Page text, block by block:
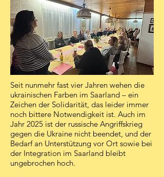
Seit nunmehr fast vier Jahren wehen die
ukrainischen Farben im Saarland – ein
Zeichen der Solidarität, das leider immer
noch bittere Notwendigkeit ist. Auch im
Jahr 2025 ist der russische Angriffskrieg
gegen die Ukraine nicht beendet, und der
Bedarf an Unterstützung vor Ort sowie bei
der Integration im Saarland bleibt
ungebrochen hoch.